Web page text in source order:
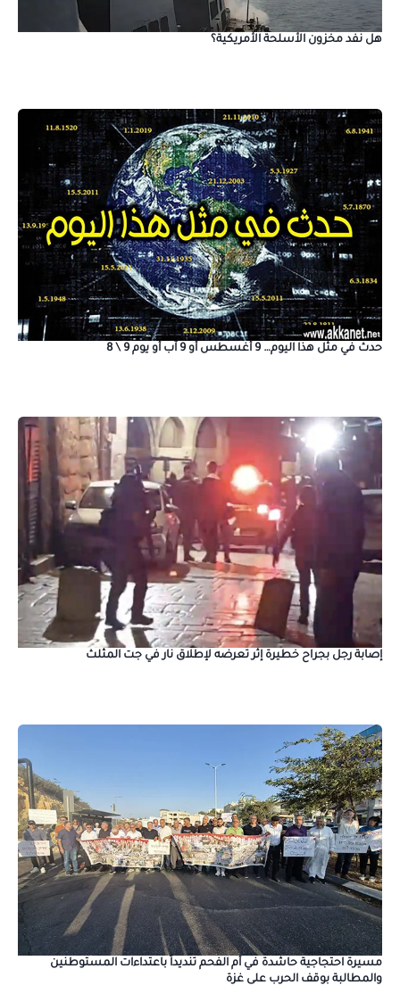
هل نفد مخزون الأسلحة الأمريكية؟
حدث في مثل هذا اليوم… 9 أغسطس أو 9 آب أو يوم 9 \ 8
إصابة رجل بجراح خطيرة إثر تعرضه لإطلاق نار في جت المثلث
مسيرة احتجاجية حاشدة في أم الفحم تنديداً باعتداءات المستوطنين
والمطالبة بوقف الحرب على غزة